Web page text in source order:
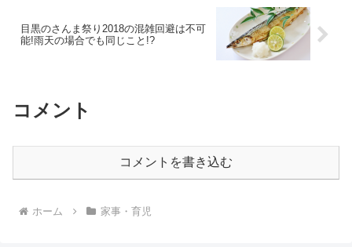
目黒のさんま祭り2018の混雑回避は不可
能!雨天の場合でも同じこと!?
コメント
コメントを書き込む
ホーム 家事・育児